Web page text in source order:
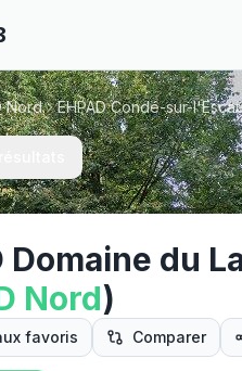
Nord EHPAD Condé-sur-
Domaine du
Nord)
favoris Comparer